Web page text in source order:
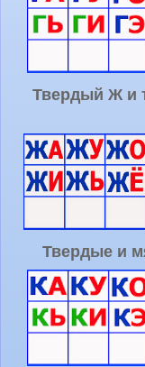
Твердый Ж и
Твердые и